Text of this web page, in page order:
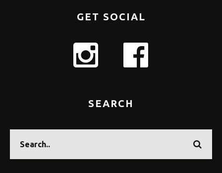
GET SOCIAL
SEARCH